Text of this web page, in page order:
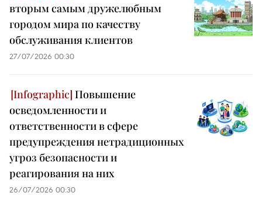
вторым самым дружелюбным
городом мира по качеству
обслуживания клиентов
27/07/2026 00:30
Повышение
осведомленности и
ответственности в сфере
предупреждения нетрадиционных
угроз безопасности и
реагирования на них
26/07/2026 00:30